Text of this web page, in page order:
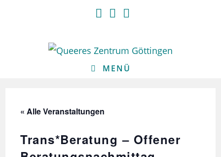
MENÜ
« Alle Veranstaltungen
Trans*Beratung – Offener